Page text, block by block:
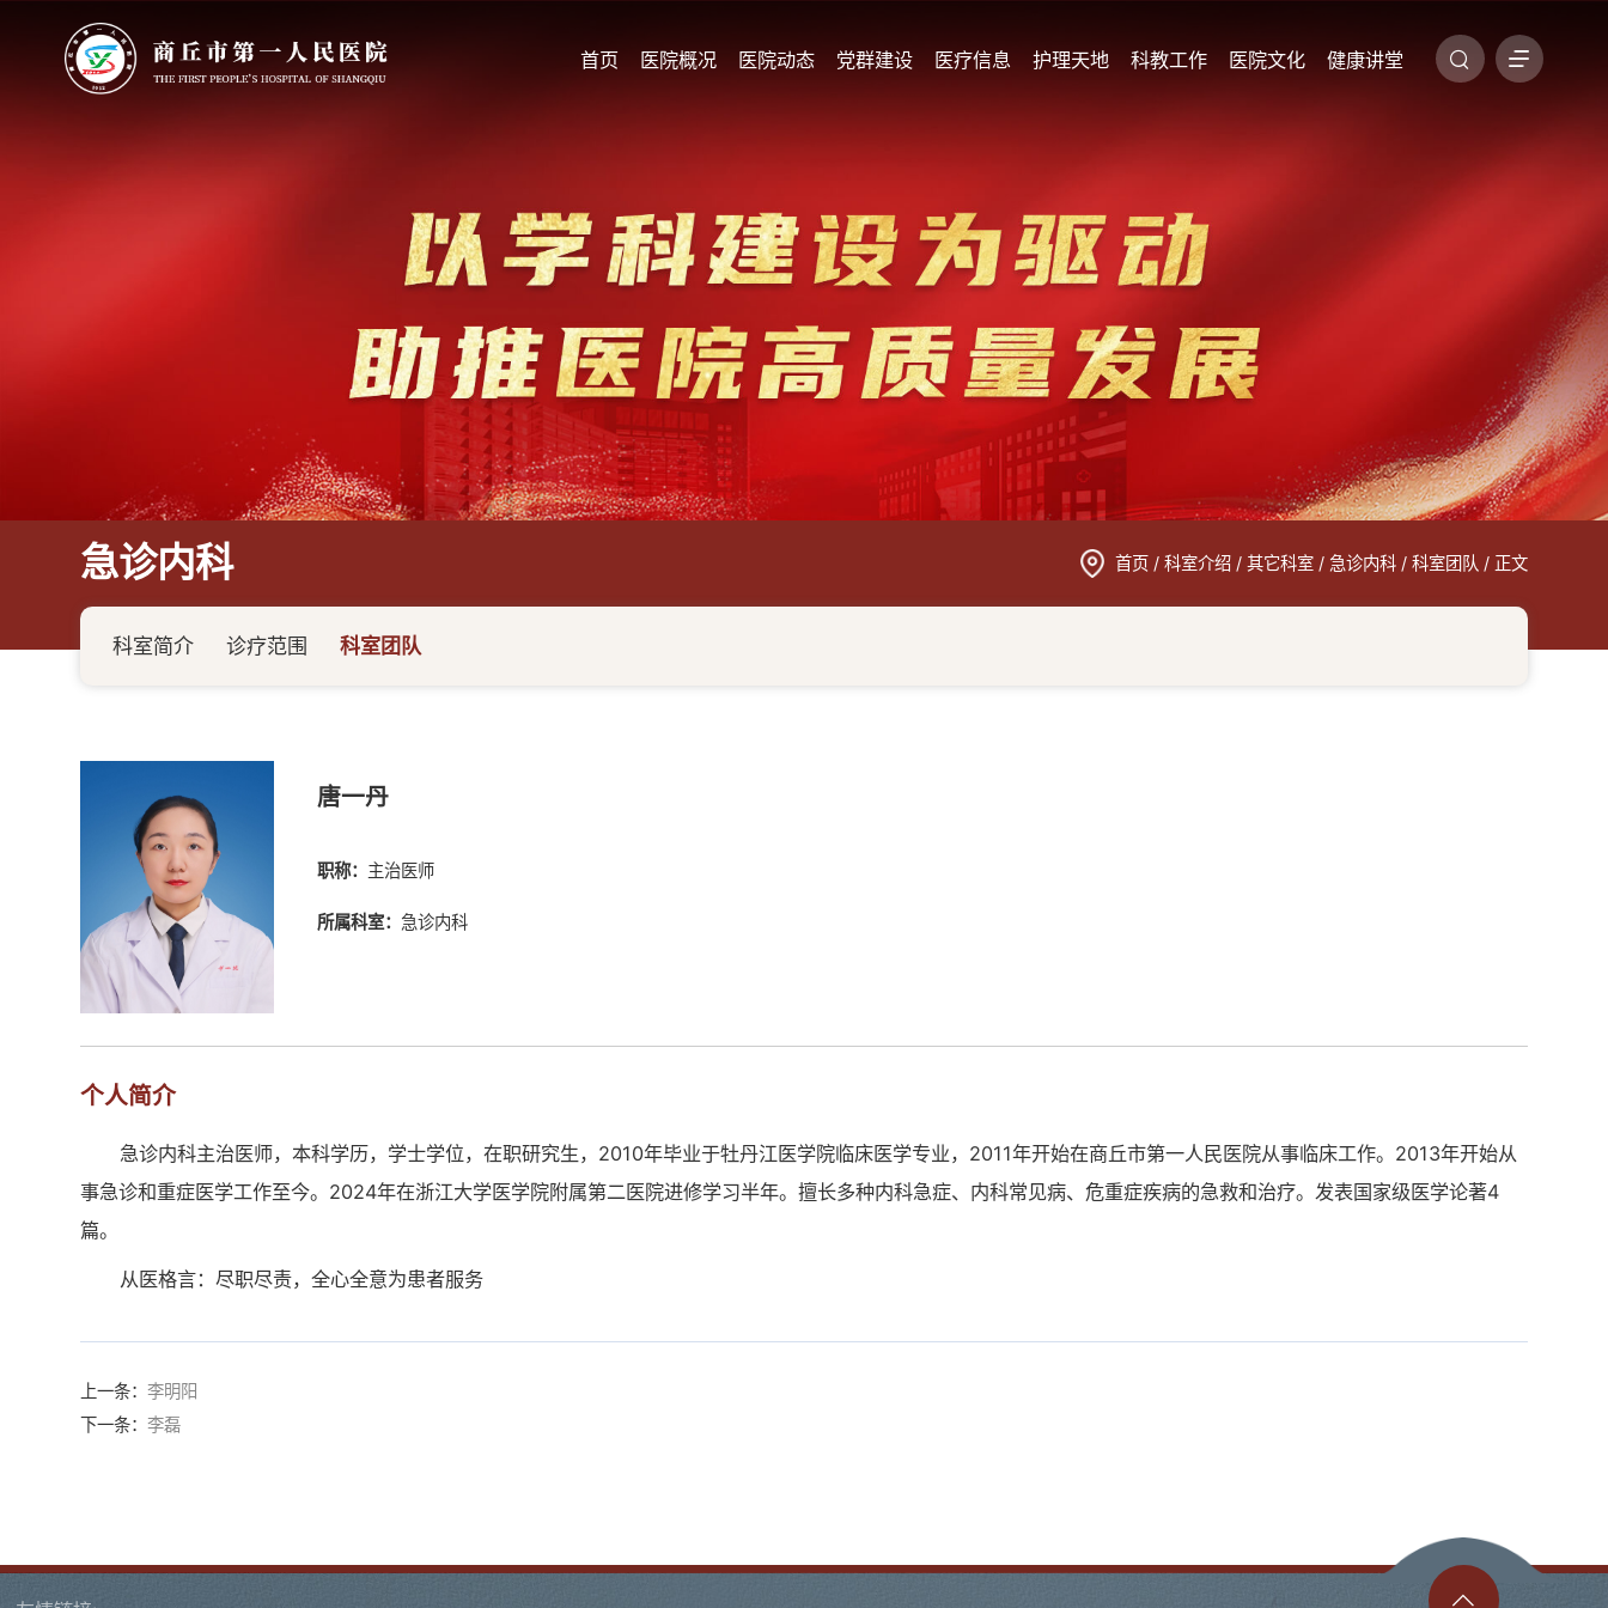
首页 医院概况 医院动态 党群建设 医疗信息 护理天地 科教工作 医院文化 健康讲堂
急诊内科 首页/ 科室介绍/ 其它科室/ 急诊内科/ 科室团队 / 正文
科室简介 诊疗范围 科室团队
唐一丹
职称： 主治医师
所属科室： 急诊内科
个人简介
急诊内科主治医师，本科学历，学士学位，在职研究生，2010年毕业于牡丹江医学院临床医学专业，2011年开始在商丘市第一人民医院从事临床工作。2013年开始从
事急诊和重症医学工作至今。2024年在浙江大学医学院附属第二医院进修学习半年。擅长多种内科急症、内科常见病、危重症疾病的急救和治疗。发表国家级医学论著4
篇。
从医格言：尽职尽责，全心全意为患者服务
上一条：李明阳
下一条：李磊